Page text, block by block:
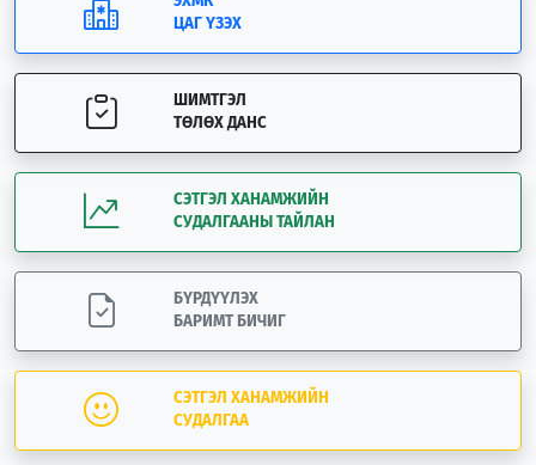
ЦАГ ҮЗЭХ
ШИМТГЭЛ
ТӨЛӨХ ДАНС
СЭТГЭЛ ХАНАМЖИЙН
СУДАЛГААНЫ ТАЙЛАН
БҮРДҮҮЛЭХ
БАРИМТ БИЧИГ
СЭТГЭЛ ХАНАМЖИЙН
СУДАЛГАА